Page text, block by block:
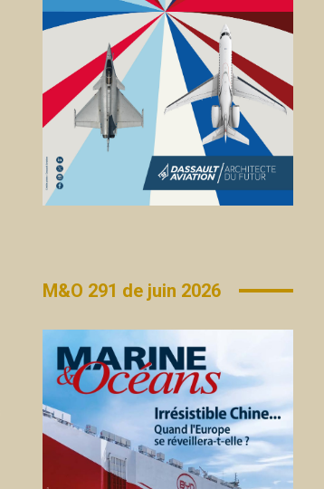
M&O 291 de juin 2026